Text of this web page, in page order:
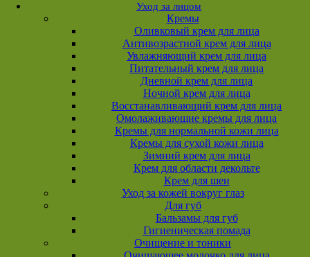
Уход за лицом
Кремы
Оливковый крем для лица
Антивозрастной крем для лица
Увлажняющий крем для лица
Питательный крем для лица
Дневной крем для лица
Ночной крем для лица
Восстанавливающий крем для лица
Омолаживающие кремы для лица
Кремы для нормальной кожи лица
Кремы для сухой кожи лица
Зимний крем для лица
Крем для области декольте
Крем для шеи
Уход за кожей вокруг глаз
Для губ
Бальзамы для губ
Гигиеническая помада
Очищение и тоники